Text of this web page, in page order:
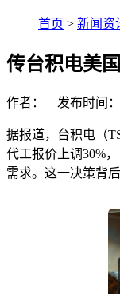
首页 > 新闻资
传台积电美
作者： 发布时间：
据报道，台积电（
代工报价上调30%
需求。这一决策背